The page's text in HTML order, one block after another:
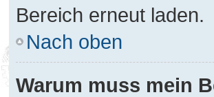
Bereich erneut laden.
Nach oben
Warum muss mein